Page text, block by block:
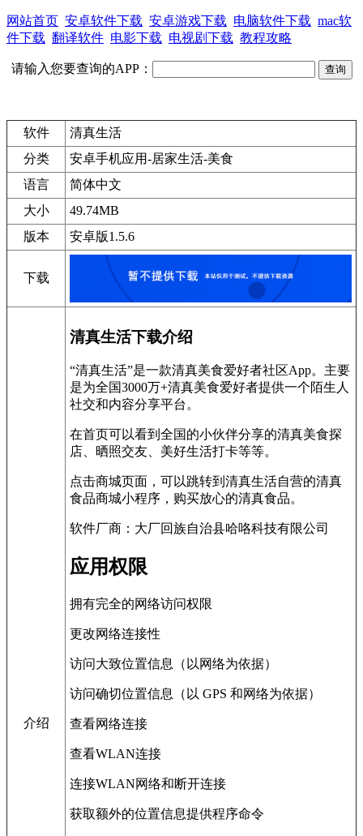
网站首页 安卓软件下载 安卓游戏下载 电脑软件下载 mac软
件下载 翻译软件 电影下载 电视剧下载 教程攻略
请输入您要查询的APP：
软件
清真生活
分类
安卓手机应用-居家生活-美食
语言
简体中文
大小
49.74MB
版本
安卓版1.5.6
下载
介绍
清真生活下载介绍
“清真生活”是一款清真美食爱好者社区App。主要
是为全国3000万+清真美食爱好者提供一个陌生人
社交和内容分享平台。
在首页可以看到全国的小伙伴分享的清真美食探
店、晒照交友、美好生活打卡等等。
点击商城页面，可以跳转到清真生活自营的清真
食品商城小程序，购买放心的清真食品。
软件厂商：大厂回族自治县哈咯科技有限公司
应用权限
拥有完全的网络访问权限
更改网络连接性
访问大致位置信息（以网络为依据）
访问确切位置信息（以 GPS 和网络为依据）
查看网络连接
查看WLAN连接
连接WLAN网络和断开连接
获取额外的位置信息提供程序命令